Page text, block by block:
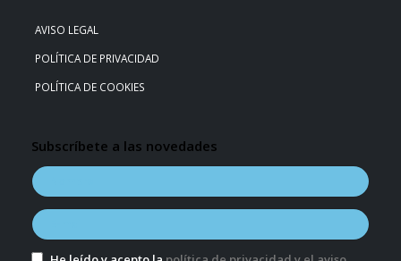
AVISO LEGAL
POLÍTICA DE PRIVACIDAD
POLÍTICA DE COOKIES
Subscríbete a las novedades